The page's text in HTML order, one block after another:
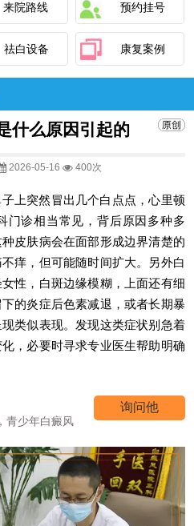
来院路线 预约挂号
祛白设备 康复案例
什么原因引起的
2026-05-16 400次
上突然冒出几个白点点，心里顿
门诊相当常见，背后原因多种多
皮肤病会在面部形成边界清楚的
痒，但可能随时间扩大。另外白
性，白斑边缘模糊，上面还有细
的炎症后色素减退，或者长期暴
类似表现。发现这类症状别急着
，必要时寻求专业医生帮助明确
青少年白癜风
询问他